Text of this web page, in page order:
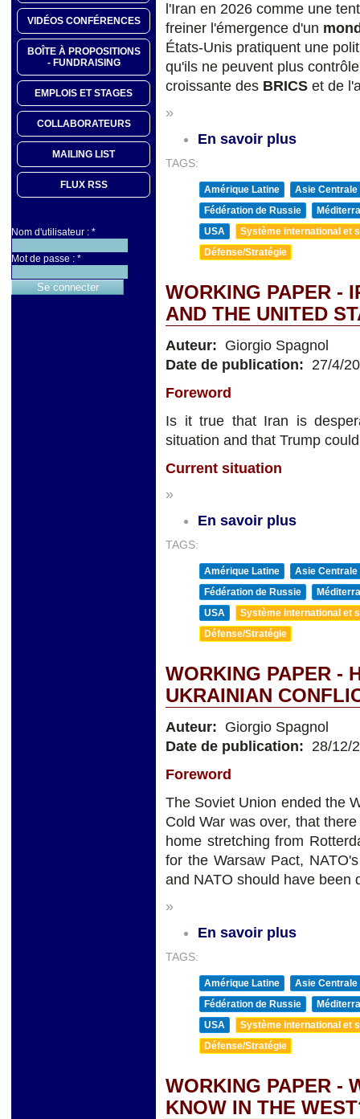
VIDÉOS CONFÉRENCES
BOÎTE À PROPOSITIONS
- FUNDRAISING
EMPLOIS ET STAGES
COLLABORATEURS
MAILING LIST
FLUX RSS
Nom d'utilisateur : *
Mot de passe : *
l'Iran en 2026 comme une
freiner l'émergence d'un
États-Unis pratiquent une
qu'ils ne peuvent plus
croissante des BRICS et de
»
En savoir plus
TAGS:
Amérique Latine
Asie Centrale
Fédération de Russie
USA
Système international et
Défense/Stratégie
WORKING PAPER -
AND THE UNITED
Auteur: Giorgio Spagnol
Date de publication: 27/4/
Foreword
Is it true that Iran is
situation and that Trump
Current situation
»
En savoir plus
TAGS:
Amérique Latine
Asie Centrale
Fédération de Russie
USA
Système international et
Défense/Stratégie
WORKING PAPER -
UKRAINIAN
Auteur: Giorgio Spagnol
Date de publication: 28/12/
Foreword
The Soviet Union ended the
Cold War was over, that
home stretching from
for the Warsaw Pact,
and NATO should have been
»
En savoir plus
TAGS:
Amérique Latine
Asie Centrale
Fédération de Russie
USA
Système international et
Défense/Stratégie
WORKING PAPER -
KNOW IN THE